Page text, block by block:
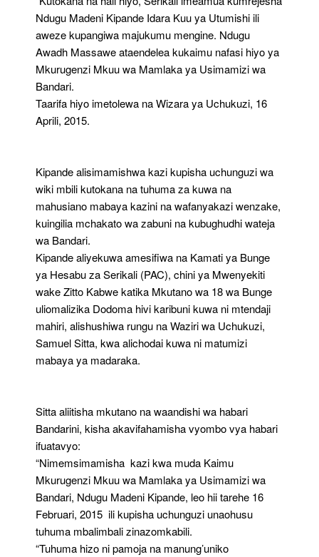
Ndugu Madeni Kipande Idara Kuu ya Utumishi ili
aweze kupangiwa majukumu mengine. Ndugu
Awadh Massawe ataendelea kukaimu nafasi hiyo ya
Mkurugenzi Mkuu wa Mamlaka ya Usimamizi wa
Bandari.
Taarifa hiyo imetolewa na Wizara ya Uchukuzi, 16
Aprili, 2015.
Kipande alisimamishwa kazi kupisha uchunguzi wa
wiki mbili kutokana na tuhuma za kuwa na
mahusiano mabaya kazini na wafanyakazi wenzake,
kuingilia mchakato wa zabuni na kubughudhi wateja
wa Bandari.
Kipande aliyekuwa amesifiwa na Kamati ya Bunge
ya Hesabu za Serikali (PAC), chini ya Mwenyekiti
wake Zitto Kabwe katika Mkutano wa 18 wa Bunge
uliomalizika Dodoma hivi karibuni kuwa ni mtendaji
mahiri, alishushiwa rungu na Waziri wa Uchukuzi,
Samuel Sitta, kwa alichodai kuwa ni matumizi
mabaya ya madaraka.
Sitta aliitisha mkutano na waandishi wa habari
Bandarini, kisha akavifahamisha vyombo vya habari
ifuatavyo:
“Nimemsimamisha kazi kwa muda Kaimu
Mkurugenzi Mkuu wa Mamlaka ya Usimamizi wa
Bandari, Ndugu Madeni Kipande, leo hii tarehe 16
Februari, 2015 ili kupisha uchunguzi unaohusu
tuhuma mbalimbali zinazomkabili.
“Tuhuma hizo ni pamoja na manung’uniko